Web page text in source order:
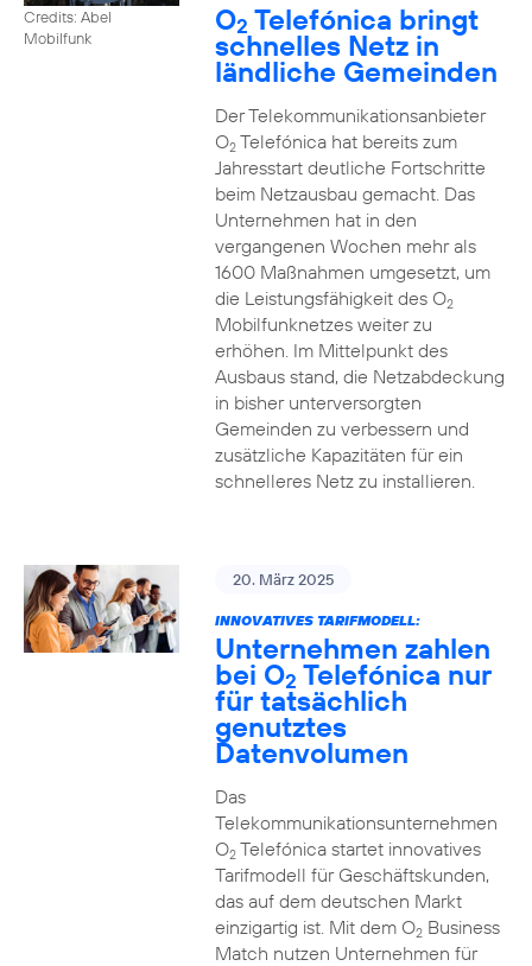
Credits: Abel
Mobilfunk
O2 Telefónica bringt
schnelles Netz in
ländliche Gemeinden
Der Telekommunikationsanbieter
O2Telefónica hat bereits zum
Jahresstart deutliche Fortschritte
beim Netzausbau gemacht. Das
Unternehmen hat in den
vergangenen Wochen mehr als
1600 Maßnahmen umgesetzt, um
die Leistungsfähigkeit des O2
Mobilfunknetzes weiter zu
erhöhen. Im Mittelpunkt des
Ausbaus stand, die Netzabdeckung
in bisher unterversorgten
Gemeinden zu verbessern und
zusätzliche Kapazitäten für ein
schnelleres Netz zu installieren.
20. März 2025
INNOVATIVES TARIFMODELL:
Unternehmen zahlen
bei O2 Telefónica nur
für tatsächlich
genutztes
Datenvolumen
Das
Telekommunikationsunternehmen
O2Telefónica startet innovatives
Tarifmodell für Geschäftskunden,
das auf dem deutschen Markt
einzigartig ist. Mit dem O2Business
Match nutzen Unternehmen für